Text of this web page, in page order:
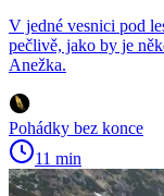
V jedné vesnici pod
pečlivě, jako by je
Anežka.
Pohádky bez konce
11 min